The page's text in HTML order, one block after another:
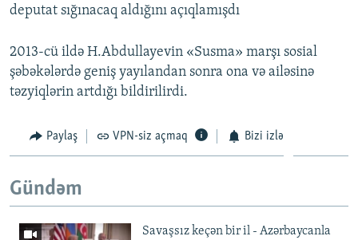
deputat sığınacaq aldığını açıqlamışdı
2013-cü ildə H.Abdullayevin «Susma» marşı sosial
şəbəkələrdə geniş yayılandan sonra ona və ailəsinə
təzyiqlərin artdığı bildirilirdi.
Paylaş VPN-siz açmaq Bizi izlə
Gündəm
Savaşsız keçən bir il - Azərbaycanla